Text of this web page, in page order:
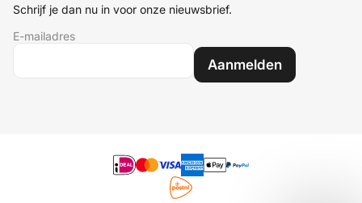
Schrijf je dan nu in voor onze nieuwsbrief.
E-mailadres
Aanmelden